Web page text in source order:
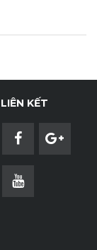
LIÊN KẾT